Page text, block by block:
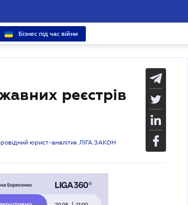
Бізнес під час війни
реєстрів
юрист-аналітик ЛІГА:ЗАКОН